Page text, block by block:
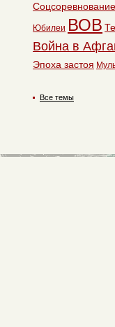
Соцсоревнование
Юбилеи ВОВ
Война в
Эпоха застоя
Все темы